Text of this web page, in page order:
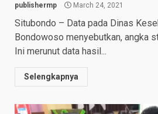
publishermp March 24, 2021
Situbondo – Data pada Dinas
Bondowoso menyebutkan, angka
Ini merunut data hasil...
Selengkapnya